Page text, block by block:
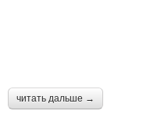
читать дальше →